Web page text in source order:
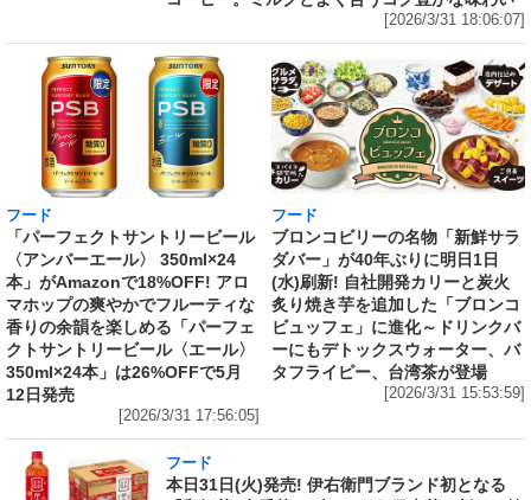
[2026/3/31 18:06:07]
フード
「パーフェクトサントリービール
〈アンバーエール〉 350ml×24
本」がAmazonで18%OFF! アロ
マホップの爽やかでフルーティな
香りの余韻を楽しめる「パーフェ
クトサントリービール〈エール〉
350ml×24本」は26%OFFで5月
12日発売
[2026/3/31 17:56:05]
フード
ブロンコビリーの名物「新鮮サラ
ダバー」が40年ぶりに明日1日
(水)刷新! 自社開発カリーと炭火
炙り焼き芋を追加した「ブロンコ
ビュッフェ」に進化～ドリンクバ
ーにもデトックスウォーター、バ
タフライピー、台湾茶が登場
[2026/3/31 15:53:59]
フード
本日31日(火)発売! 伊右衛門ブランド初となる